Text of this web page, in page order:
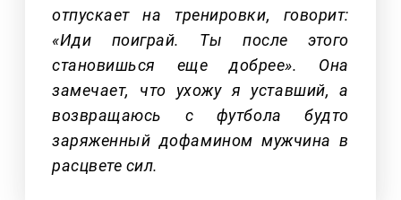
отпускает на тренировки, говорит:
«Иди поиграй. Ты после этого
становишься еще добрее». Она
замечает, что ухожу я уставший, а
возвращаюсь с футбола будто
заряженный дофамином мужчина в
расцвете сил.